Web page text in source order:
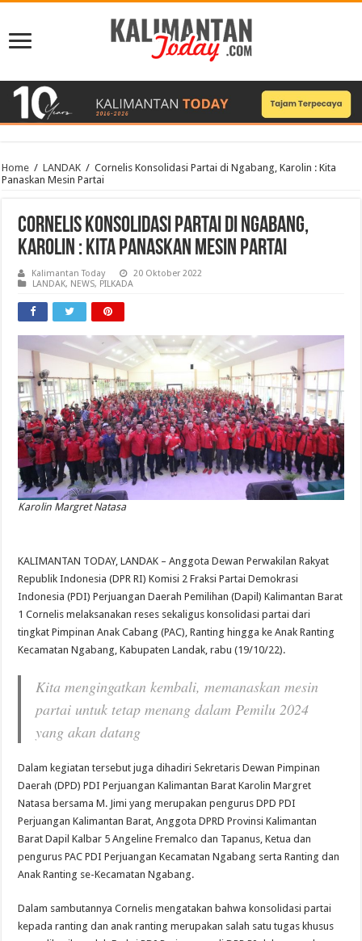
Home / LANDAK / Cornelis Konsolidasi Partai di Ngabang, Karolin : Kita
Panaskan Mesin Partai
Cornelis Konsolidasi Partai di Ngabang,
Karolin : Kita Panaskan Mesin Partai
Kalimantan Today
20 Oktober 2022
LANDAK, NEWS, PILKADA
Karolin Margret Natasa
KALIMANTAN TODAY, LANDAK – Anggota Dewan Perwakilan Rakyat
Republik Indonesia (DPR RI) Komisi 2 Fraksi Partai Demokrasi
Indonesia (PDI) Perjuangan Daerah Pemilihan (Dapil) Kalimantan Barat
1 Cornelis melaksanakan reses sekaligus konsolidasi partai dari
tingkat Pimpinan Anak Cabang (PAC), Ranting hingga ke Anak Ranting
Kecamatan Ngabang, Kabupaten Landak, rabu (19/10/22).
Kita mengingatkan kembali, memanaskan mesin
partai untuk tetap menang dalam Pemilu 2024
yang akan datang
Dalam kegiatan tersebut juga dihadiri Sekretaris Dewan Pimpinan
Daerah (DPD) PDI Perjuangan Kalimantan Barat Karolin Margret
Natasa bersama M. Jimi yang merupakan pengurus DPD PDI
Perjuangan Kalimantan Barat, Anggota DPRD Provinsi Kalimantan
Barat Dapil Kalbar 5 Angeline Fremalco dan Tapanus, Ketua dan
pengurus PAC PDI Perjuangan Kecamatan Ngabang serta Ranting dan
Anak Ranting se-Kecamatan Ngabang.
Dalam sambutannya Cornelis mengatakan bahwa konsolidasi partai
kepada ranting dan anak ranting merupakan salah satu tugas khusus